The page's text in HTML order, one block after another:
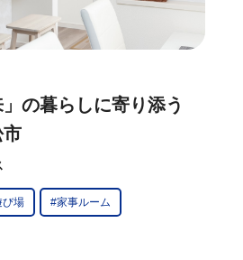
」の暮らしに寄り添う
び場 #家事ルーム